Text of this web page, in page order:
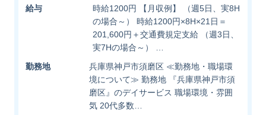
給与
時給1200円 【月収例】 （週5日、実8H
の場合～） 時給1200円×8H×21日＝
201,600円＋交通費規定支給 （週3日、
実7Hの場合～） …
勤務地
兵庫県神戸市須磨区 ≪勤務地・職場環
境について≫ 勤務地 『兵庫県神戸市須
磨区』のデイサービス 職場環境・雰囲
気 20代多数…